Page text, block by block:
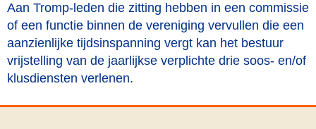
Aan Tromp-leden die zitting hebben in een commissie
of een functie binnen de vereniging vervullen die een
aanzienlijke tijdsinspanning vergt kan het bestuur
vrijstelling van de jaarlijkse verplichte drie soos- en/of
klusdiensten verlenen.